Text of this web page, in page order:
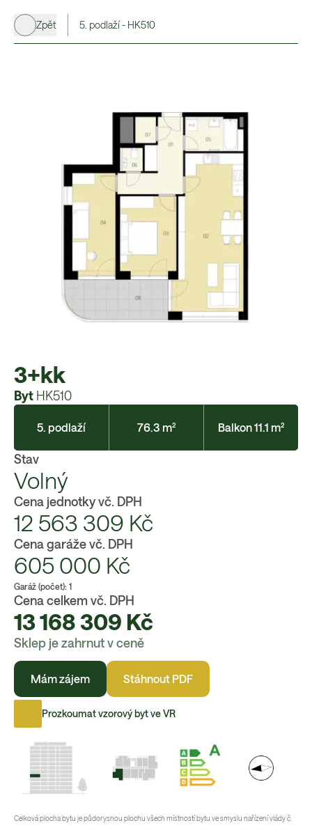
Zpět 5. podlaží - HK510
3+kk
Byt HK510
5. podlaží 76.3 m² Balkon 11.1 m²
Stav
Volný
Cena jednotky vč. DPH
12 563 309 Kč
Cena garáže vč. DPH
605 000 Kč
Garáž (počet): 1
Cena celkem vč. DPH
13 168 309 Kč
Sklep je zahrnut v ceně
Mám zájem Stáhnout PDF
Prozkoumat vzorový byt ve VR
Celková plocha bytu je půdorysnou plochu všech místností bytu ve smyslu nařízení vlády č.